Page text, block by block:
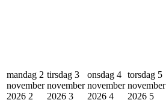
mandag 2
november
2026 2
tirsdag 3
november
2026 3
onsdag 4
november
2026 4
torsdag 5
november
2026 5